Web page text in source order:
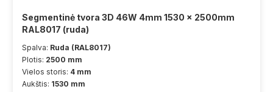
Segmentinė tvora 3D 46W 4mm 1530 x 2500mm
RAL8017 (ruda)
Spalva: Ruda (RAL8017)
Plotis: 2500 mm
Vielos storis: 4 mm
Aukštis: 1530 mm